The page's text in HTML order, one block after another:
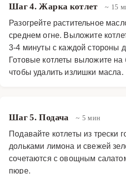
Шаг 4. Жарка котлет ~ 15
Разогрейте растительное
среднем огне. Выложите
3-4 минуты с каждой стороны
Готовые котлеты выложите
чтобы удалить излишки масла.
Шаг 5. Подача ~ 5 мин
Подавайте котлеты из трески
дольками лимона и свежей
сочетаются с овощным
пюре.